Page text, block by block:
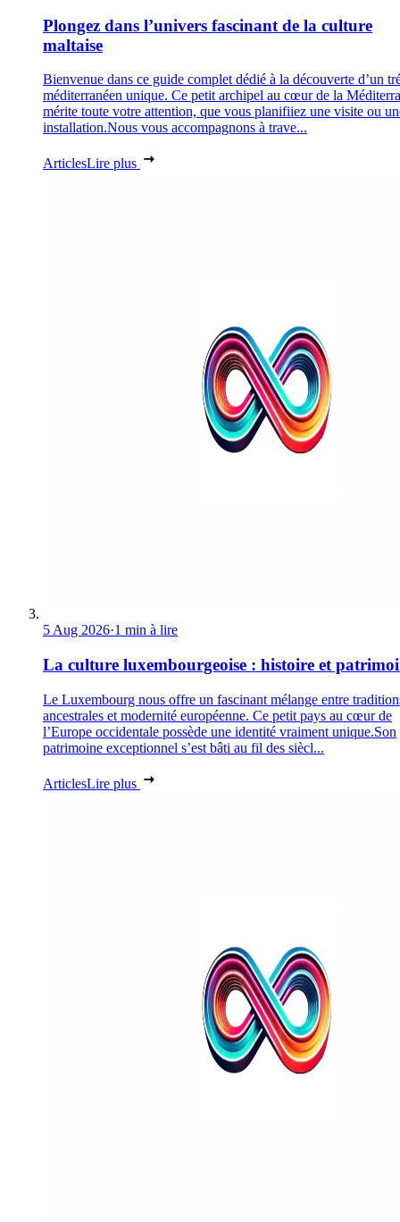
Plongez dans l’univers fascinant de la culture
maltaise
Bienvenue dans ce guide complet dédié à la découverte d’un
méditerranéen unique. Ce petit archipel au cœur de la
mérite toute votre attention, que vous planifiiez une visite ou
installation.Nous vous accompagnons à trave...
ArticlesLire plus
5 Aug 2026·1 min à lire
La culture luxembourgeoise : histoire et
Le Luxembourg nous offre un fascinant mélange entre
ancestrales et modernité européenne. Ce petit pays au cœur de
l’Europe occidentale possède une identité vraiment unique.Son
patrimoine exceptionnel s’est bâti au fil des siècl...
ArticlesLire plus